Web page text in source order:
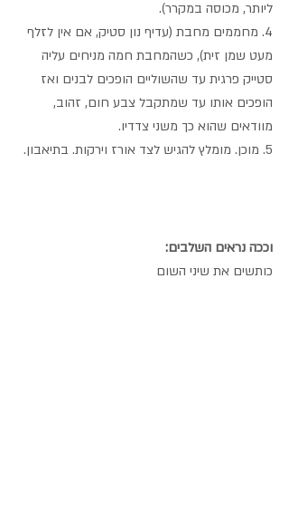
ליותר, מכוסה במקרר).
4. מחממים מחבת (עדיף נון סטיק, אם אין לזלף
מעט שמן זית), כשהמחבת חמה מניחים עליה
סטייק פרגית עד שהשוליים הופכים לבנים ואז
הופכים אותו עד שמתקבל צבע חום, זהוב,
מוודאים שהוא כך משני צדדיו.
5. מוכן. מומלץ להגיש לצד אורז וירקות. בתיאבון.
וככה נראים השלבים:
כותשים את שיני השום